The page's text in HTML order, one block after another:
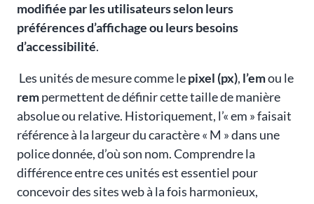
modifiée par les utilisateurs selon leurs
préférences d’affichage ou leurs besoins
d’accessibilité.
Les unités de mesure comme lepixel (px), l’emou le
rempermettent de définir cette taille de manière
absolue ou relative. Historiquement, l’« em » faisait
référence à la largeur du caractère « M » dans une
police donnée, d’où son nom. Comprendre la
différence entre ces unités est essentiel pour
concevoir des sites web à la fois harmonieux,